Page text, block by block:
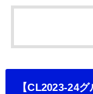
【CL2023-24